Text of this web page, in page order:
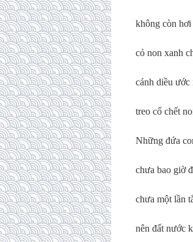
không còn hơi
cỏ non xanh
cánh diều ước
treo cổ chết
Những đứa
chưa bao giờ
chưa một lần
nên đất nước